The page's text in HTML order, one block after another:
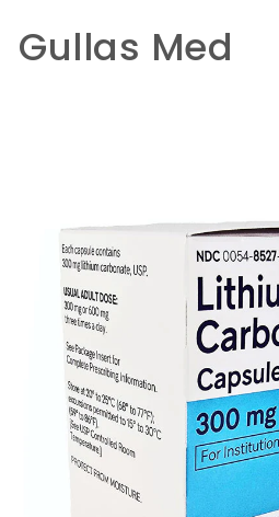
Skip to content
Gullas Med